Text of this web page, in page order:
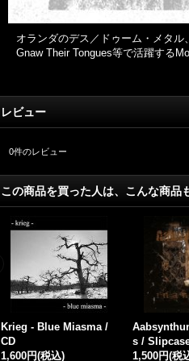
オランダのデス／ドゥーム・メタル
Gnaw Their Tongues等で活躍する
レビュー
0件のレビュー
この商品を買った人は、こんな商品
Coffin Creep - Voids /
CD
1,500円(税込)
Conduit of
th, the
g / CD